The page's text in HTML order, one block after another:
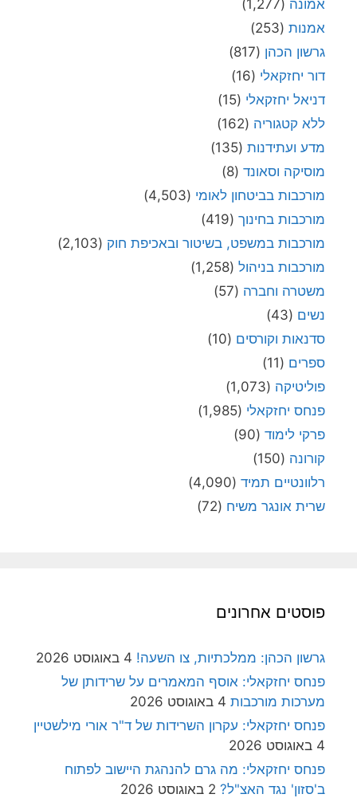
אמונה (1,277)
אמנות (253)
גרשון הכהן (817)
דור יחזקאלי (16)
דניאל יחזקאלי (15)
ללא קטגוריה (162)
מדע ועתידנות (135)
מוסיקה וסאונד (8)
מורכבות בביטחון לאומי (4,503)
מורכבות בחינוך (419)
מורכבות במשפט, בשיטור ובאכיפת חוק (2,103)
מורכבות בניהול (1,258)
משטרה וחברה (57)
נשים (43)
סדנאות וקורסים (10)
ספרים (11)
פוליטיקה (1,073)
פנחס יחזקאלי (1,985)
פרקי לימוד (90)
קורונה (150)
רלוונטיים תמיד (4,090)
שרית אונגר משיח (72)
פוסטים אחרונים
גרשון הכהן: ממלכתיות, צו השעה! 4 באוגוסט 2026
פנחס יחזקאלי: אוסף המאמרים על שרידותן של
מערכות מורכבות 4 באוגוסט 2026
פנחס יחזקאלי: עקרון השרידות של ד"ר אורי מילשטיין
4 באוגוסט 2026
פנחס יחזקאלי: מה גרם להנהגת היישוב לפתוח
ב'סזון' נגד האצ"ל? 2 באוגוסט 2026